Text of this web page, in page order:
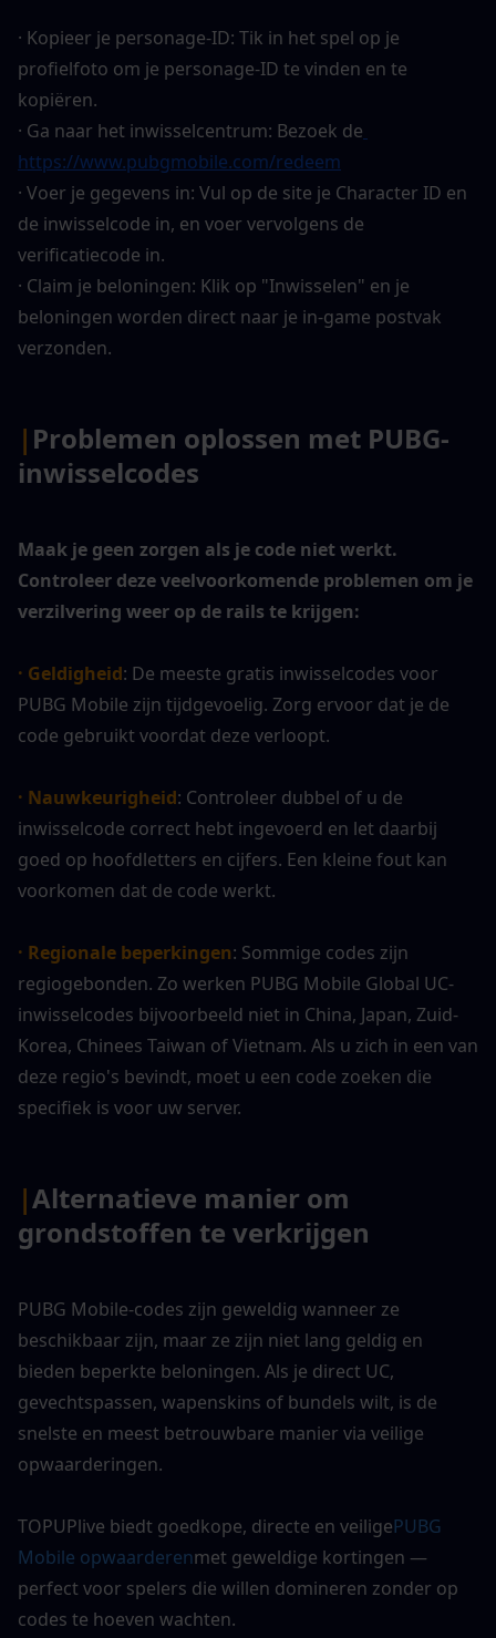
· Kopieer je personage-ID: Tik in het spel op je
profielfoto om je personage-ID te vinden en te
kopiëren.
· Ga naar het inwisselcentrum: Bezoek de
https://www.pubgmobile.com/redeem
· Voer je gegevens in: Vul op de site je Character ID en
de inwisselcode in, en voer vervolgens de
verificatiecode in.
· Claim je beloningen: Klik op "Inwisselen" en je
beloningen worden direct naar je in-game postvak
verzonden.
| Problemen oplossen met PUBG-
inwisselcodes
Maak je geen zorgen als je code niet werkt.
Controleer deze veelvoorkomende problemen om je
verzilvering weer op de rails te krijgen:
· Geldigheid: De meeste gratis inwisselcodes voor
PUBG Mobile zijn tijdgevoelig. Zorg ervoor dat je de
code gebruikt voordat deze verloopt.
· Nauwkeurigheid: Controleer dubbel of u de
inwisselcode correct hebt ingevoerd en let daarbij
goed op hoofdletters en cijfers. Een kleine fout kan
voorkomen dat de code werkt.
· Regionale beperkingen: Sommige codes zijn
regiogebonden. Zo werken PUBG Mobile Global UC-
inwisselcodes bijvoorbeeld niet in China, Japan, Zuid-
Korea, Chinees Taiwan of Vietnam. Als u zich in een van
deze regio's bevindt, moet u een code zoeken die
specifiek is voor uw server.
|Alternatieve manier om
grondstoffen te verkrijgen
PUBG Mobile-codes zijn geweldig wanneer ze
beschikbaar zijn, maar ze zijn niet lang geldig en
bieden beperkte beloningen. Als je direct UC,
gevechtspassen, wapenskins of bundels wilt, is de
snelste en meest betrouwbare manier via veilige
opwaarderingen.
TOPUPlive biedt goedkope, directe en veiligePUBG
Mobile opwaarderenmet geweldige kortingen —
perfect voor spelers die willen domineren zonder op
codes te hoeven wachten.